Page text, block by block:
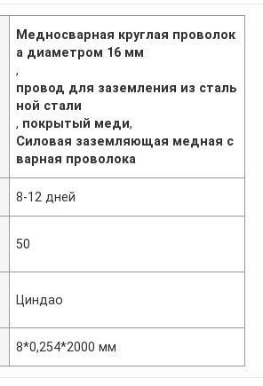
Медносварная круглая проволок
а диаметром 16 мм
,
провод для заземления из сталь
ной стали
, покрытый меди,
Силовая заземляющая медная с
варная проволока
8-12 дней
50
Циндао
8*0,254*2000 мм